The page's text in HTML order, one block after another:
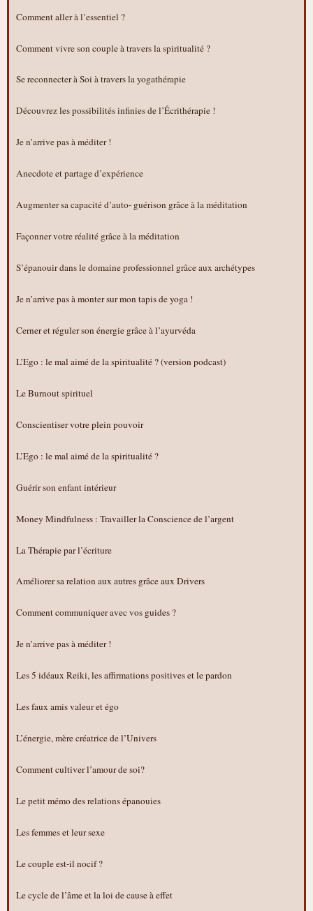
Comment aller à l’essentiel ?
Comment vivre son couple à travers la spiritualité ?
Se reconnecter à Soi à travers la yogathérapie
Découvrez les possibilités infinies de l’Écrithérapie !
Je n’arrive pas à méditer !
Anecdote et partage d’expérience
Augmenter sa capacité d’auto- guérison grâce à la méditation
Façonner votre réalité grâce à la méditation
S’épanouir dans le domaine professionnel grâce aux archétypes
Je n’arrive pas à monter sur mon tapis de yoga !
Cerner et réguler son énergie grâce à l’ayurvéda
L’Ego : le mal aimé de la spiritualité ? (version podcast)
Le Burnout spirituel
Conscientiser votre plein pouvoir
L’Ego : le mal aimé de la spiritualité ?
Guérir son enfant intérieur
Money Mindfulness : Travailler la Conscience de l’argent
La Thérapie par l’écriture
Améliorer sa relation aux autres grâce aux Drivers
Comment communiquer avec vos guides ?
Je n’arrive pas à méditer !
Les 5 idéaux Reiki, les affirmations positives et le pardon
Les faux amis valeur et égo
L’énergie, mère créatrice de l’Univers
Comment cultiver l’amour de soi?
Le petit mémo des relations épanouies
Les femmes et leur sexe
Le couple est-il nocif ?
Le cycle de l’âme et la loi de cause à effet